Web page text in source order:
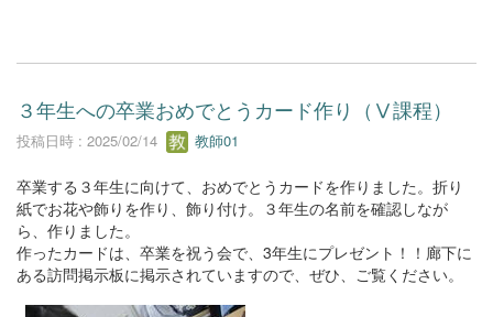
３年生への卒業おめでとうカード作り（Ⅴ課程）
投稿日時 : 2025/02/14 教師01
卒業する３年生に向けて、おめでとうカードを作りました。折り
紙でお花や飾りを作り、飾り付け。３年生の名前を確認しなが
ら、作りました。
作ったカードは、卒業を祝う会で、3年生にプレゼント！！廊下に
ある訪問掲示板に掲示されていますので、ぜひ、ご覧ください。